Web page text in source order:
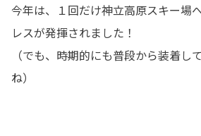
今年は、１回だけ神立高原スキー場
レスが発揮されました！
（でも、時期的にも普段から装着し
ね）